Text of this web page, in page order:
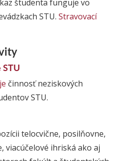
študenta funguje vo
STU. Stravovací
činnosť neziskových
STU.
telocvične, posilňovne,
viacúčelové ihriská ako aj